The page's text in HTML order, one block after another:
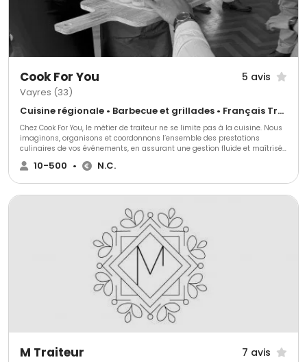
Cook For You 5 avis
Vayres (33)
Cuisine régionale • Barbecue et grillades • Français Traditionnel
Chez Cook For You, le métier de traiteur ne se limite pas à la cuisine. Nous
imaginons, organisons et coordonnons l’ensemble des prestations
culinaires de vos événements, en assurant une gestion fluide et maîtrisée
à chaque étape. Forts de plus de 15 ans d’expérience, nous
accompagnons aussi bien les particuliers que les entreprises,
rigoureuse, pensée pour s’adapter aux contraintes techniques,
logistiques, budgétaires ou protocolaires de chaque projet. Mariages,
réceptions privées, événements d’entreprise ou institutionnels : notre
équipe expérimentée anticipe, ajuste et pilote le service le jour J, afin de
garantir le bon déroulement de votre événement et la sérénité de vos
10-500 • N.C.
M Traiteur 7 avis